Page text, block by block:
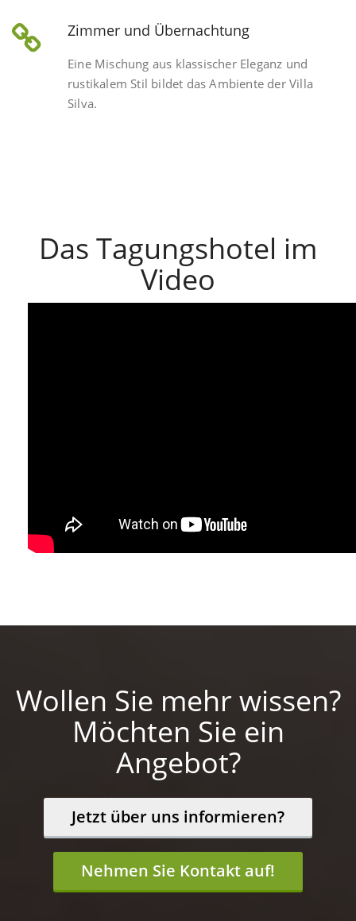
Zimmer und Übernachtung
Eine Mischung aus klassischer Eleganz und
rustikalem Stil bildet das Ambiente der Villa
Silva.
Das Tagungshotel im
Video
Wollen Sie mehr wissen?
Möchten Sie ein
Angebot?
Jetzt über uns informieren?
Nehmen Sie Kontakt auf!